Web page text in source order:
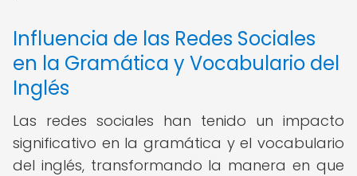
Influencia de las Redes Sociales
en la Gramática y Vocabulario del
Inglés
Las redes sociales han tenido un impacto
significativo en la gramática y el vocabulario
del inglés, transformando la manera en que